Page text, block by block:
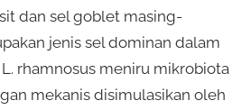
dan sel goblet masing-
jenis sel dominan dalam
rhamnosus meniru mikrobiota
mekanis disimulasikan oleh